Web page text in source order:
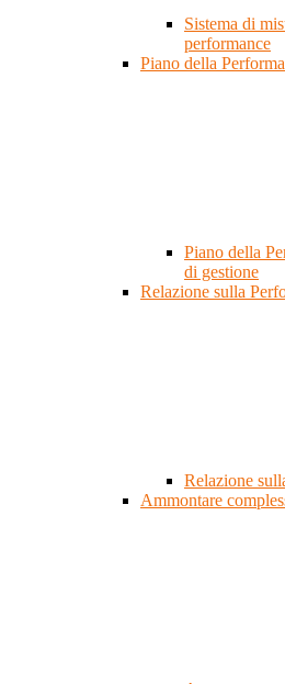
Sistema di
performance
Piano della
Piano della
di gestione
Relazione sulla
Relazione
Ammontare